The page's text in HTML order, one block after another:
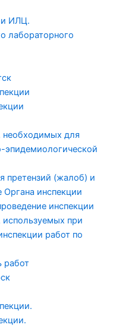
ИЛЦ.
лабораторного
необходимых для
эпидемиологической
претензий (жалоб) и
инспекции
инспекции
используемых при
работ по
работ